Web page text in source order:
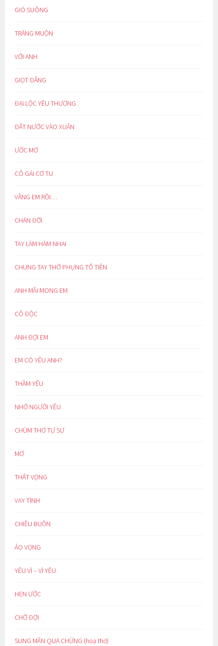
GIÓ SUÔNG
TRĂNG MUỘN
VỚI ANH
GIỌT ĐẮNG
ĐẠI LỘC YÊU THƯƠNG
ĐẤT NƯỚC VÀO XUÂN
ƯỚC MƠ
CÔ GÁI CƠ TU
VẮNG EM RỒI…
CHÁN ĐỜI
TAY LÀM HÀM NHAI
CHUNG TAY THỜ PHỤNG TỔ TIÊN
ANH MÃI MONG EM
CÔ ĐỘC
ANH ĐỢI EM
EM CÓ YÊU ANH?
THẦM YÊU
NHỚ NGƯỜI YÊU
CHÙM THƠ TỰ SỰ
MƠ
THẤT VỌNG
VAY TÌNH
CHIỀU BUỒN
ẢO VỌNG
YÊU VÌ – VÌ YÊU
HẸN ƯỚC
CHỜ ĐỢI
SUNG MÃN QUÁ CHỪNG (hoạ thơ)